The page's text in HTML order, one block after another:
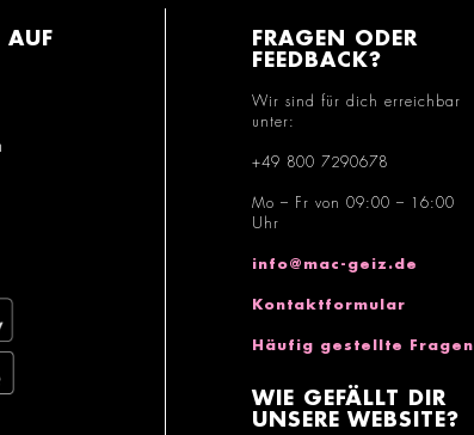
AUF
FRAGEN ODER
FEEDBACK?
Wir sind für dich erreichbar
unter:
+49 800 7290678
Mo – Fr von 09:00 – 16:00
Uhr
info@mac-geiz.de
Kontaktformular
Häufig gestellte Fragen
WIE GEFÄLLT DIR
UNSERE WEBSITE?